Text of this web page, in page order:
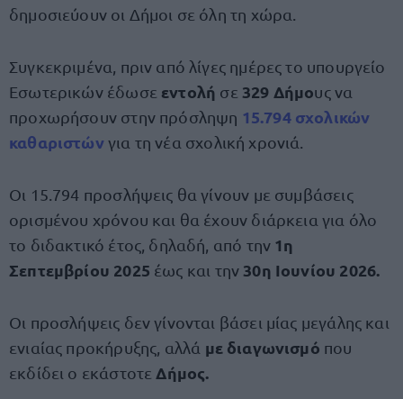
δημοσιεύουν οι Δήμοι σε όλη τη χώρα.
Συγκεκριμένα, πριν από λίγες ημέρες το υπουργείο
Εσωτερικών έδωσε εντολή σε 329 Δήμους να
προχωρήσουν στην πρόσληψη 15.794 σχολικών
καθαριστώνγια τη νέα σχολική χρονιά.
Οι 15.794 προσλήψεις θα γίνουν με συμβάσεις
ορισμένου χρόνου και θα έχουν διάρκεια για όλο
το διδακτικό έτος, δηλαδή, από την 1η
Σεπτεμβρίου 2025 έως και την 30η Ιουνίου 2026.
Οι προσλήψεις δεν γίνονται βάσει μίας μεγάλης και
ενιαίας προκήρυξης, αλλά με διαγωνισμό που
εκδίδει ο εκάστοτε Δήμος.